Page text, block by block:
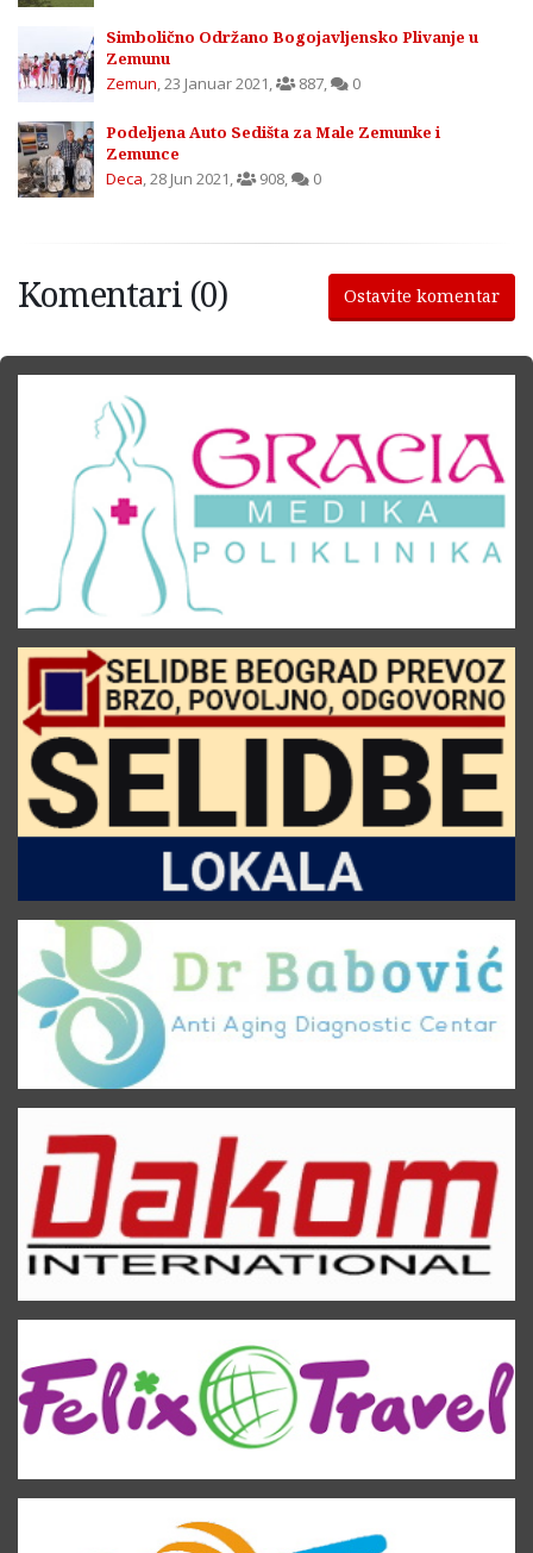
Simbolično Održano Bogojavljensko Plivanje u
Zemunu
Zemun 23 Januar 2021 887 0
Podeljena Auto Sedišta za Male Zemunke i
Zemunce
Deca 28 Jun 2021 908 0
Komentari (0) Ostavite komentar